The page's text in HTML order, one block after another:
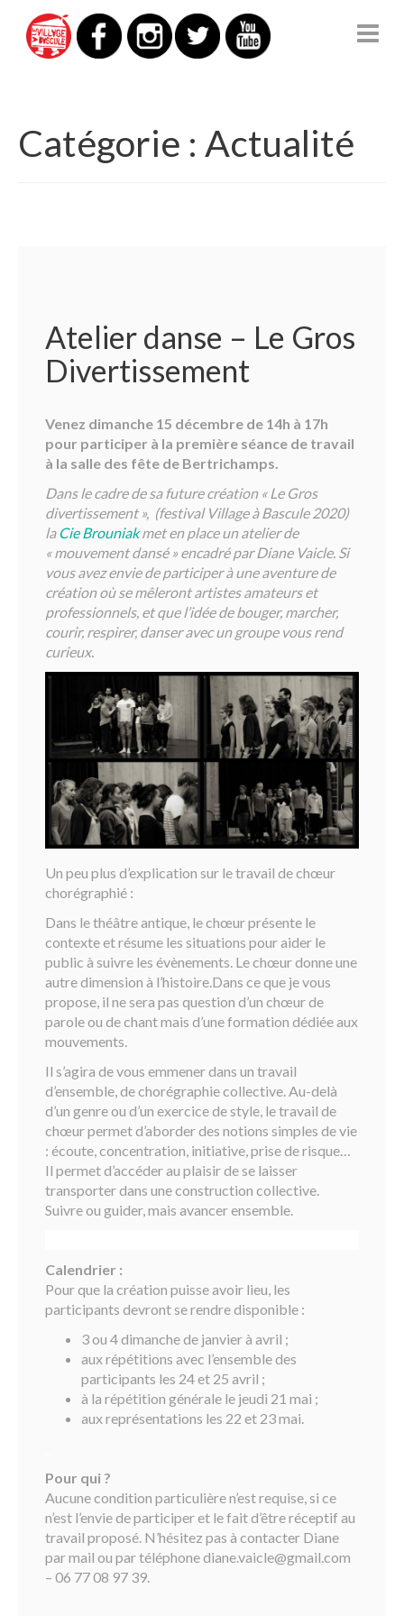
Catégorie : Actualité
Atelier danse – Le Gros
Divertissement
Venez dimanche 15 décembre de 14h à 17h
pour participer à la première séance de travail
à la salle des fête de Bertrichamps.
Dans le cadre de sa future création « Le Gros
divertissement », (festival Village à Bascule 2020)
la Cie Brouniakmet en place un atelier de
« mouvement dansé » encadré par Diane Vaicle. Si
vous avez envie de participer à une aventure de
création où se mêleront artistes amateurs et
professionnels, et que l’idée de bouger, marcher,
courir, respirer, danser avec un groupe vous rend
curieux.
Un peu plus d’explication sur le travail de chœur
chorégraphié :
Dans le théâtre antique, le chœur présente le
contexte et résume les situations pour aider le
public à suivre les évènements. Le chœur donne une
autre dimension à l’histoire.Dans ce que je vous
propose, il ne sera pas question d’un chœur de
parole ou de chant mais d’une formation dédiée aux
mouvements.
Il s’agira de vous emmener dans un travail
d’ensemble, de chorégraphie collective. Au-delà
d’un genre ou d’un exercice de style, le travail de
chœur permet d’aborder des notions simples de vie
: écoute, concentration, initiative, prise de risque…
Il permet d’accéder au plaisir de se laisser
transporter dans une construction collective.
Suivre ou guider, mais avancer ensemble.
Calendrier :
Pour que la création puisse avoir lieu, les
participants devront se rendre disponible :
3 ou 4 dimanche de janvier à avril ;
aux répétitions avec l’ensemble des
participants les 24 et 25 avril ;
à la répétition générale le jeudi 21 mai ;
aux représentations les 22 et 23 mai.
Pour qui ?
Aucune condition particulière n’est requise, si ce
n’est l’envie de participer et le fait d’être réceptif au
travail proposé. N’hésitez pas à contacter Diane
par mail ou par téléphone diane.vaicle@gmail.com
– 06 77 08 97 39.